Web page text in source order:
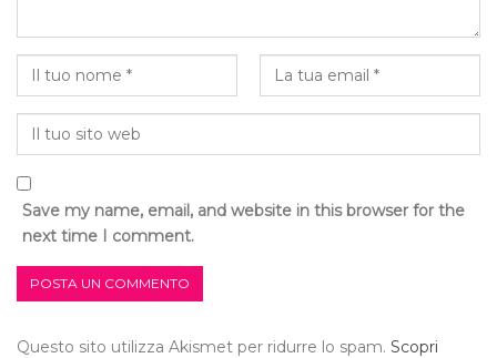
Save my name, email, and website in this browser for the
next time I comment.
Questo sito utilizza Akismet per ridurre lo spam. Scopri